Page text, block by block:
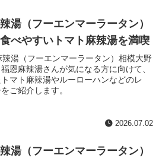
湯（フーエンマーラータン）
べやすいトマト麻辣湯を満喫
湯（フーエンマーラータン）相模大野
恩麻辣湯さんが気になる方に向けて、
マト麻辣湯やルーローハンなどのレ
ご紹介します。
2026.07.02
湯（フーエンマーラータン）